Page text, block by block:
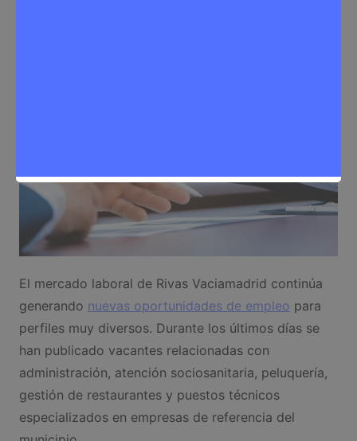
El mercado laboral de Rivas Vaciamadrid continúa
generando nuevas oportunidades de empleo para
perfiles muy diversos. Durante los últimos días se
han publicado vacantes relacionadas con
administración, atención sociosanitaria, peluquería,
gestión de restaurantes y puestos técnicos
especializados en empresas de referencia del